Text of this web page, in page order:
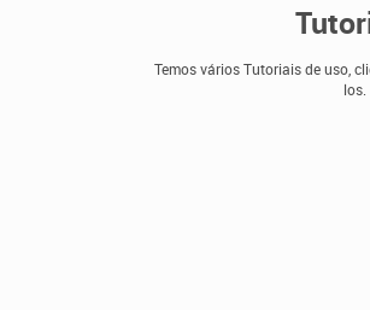
Temos vários Tutoriais de uso,
los.